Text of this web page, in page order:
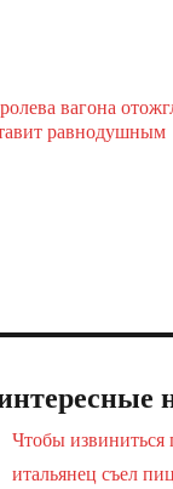
вагона
равнодушным
Чтобы извиниться
итальянец съел